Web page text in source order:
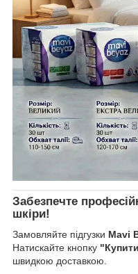
Забезпечте
шкіри!
Замовляйте підгузки Mavi
Натискайте кнопку
швидкою доставкою.